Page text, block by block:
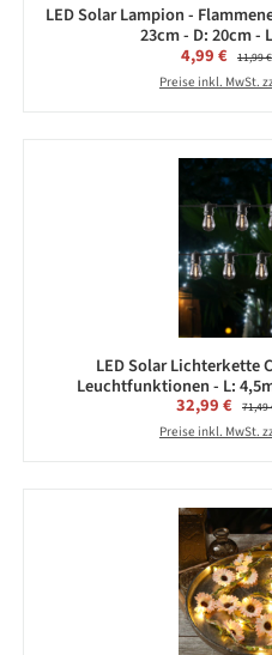
LED Solar Lampion -
23cm - D: 20cm -
4,99 € 11,99 €
Preise inkl. MwSt.
LED Solar Lichterkette
Leuchtfunktionen - L:
32,99 € 71,49
Preise inkl. MwSt.